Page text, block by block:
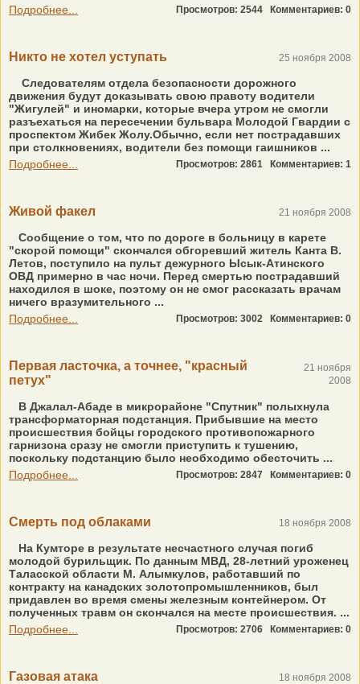
Подробнее...
Просмотров: 2544 Комментариев: 0
Никто не хотел уступать 25 ноября 2008
Следователям отдела безопасности дорожного
движения будут доказывать свою правоту водители
"Жигулей" и иномарки, которые вчера утром не смогли
разъехаться на пересечении бульвара Молодой Гвардии с
проспектом Жибек Жолу.Обычно, если нет пострадавших
при столкновениях, водители без помощи гаишников ...
Подробнее...
Просмотров: 2861 Комментариев: 1
Живой факел 21 ноября 2008
Сообщение о том, что по дороге в больницу в карете
"скорой помощи" скончался обгоревший житель Канта В.
Летов, поступило на пульт дежурного Ысык-Атинского
ОВД примерно в час ночи. Перед смертью пострадавший
находился в шоке, поэтому он не смог рассказать врачам
ничего вразумительного ...
Подробнее...
Просмотров: 3002 Комментариев: 0
Первая ласточка, а точнее, "красный
петух"
21 ноября
2008
В Джалал-Абаде в микрорайоне "Спутник" полыхнула
трансформаторная подстанция. Прибывшие на место
происшествия бойцы городского противопожарного
гарнизона сразу не смогли приступить к тушению,
поскольку подстанцию было необходимо обесточить ...
Подробнее...
Просмотров: 2847 Комментариев: 0
Смерть под облаками 18 ноября 2008
На Кумторе в результате несчастного случая погиб
молодой бурильщик. По данным МВД, 28-летний уроженец
Таласской области М. Алымкулов, работавший по
контракту на канадских золотопромышленников, был
придавлен во время смены железным контейнером. От
полученных травм он скончался на месте происшествия. ...
Подробнее...
Просмотров: 2706 Комментариев: 0
Газовая атака 18 ноября 2008